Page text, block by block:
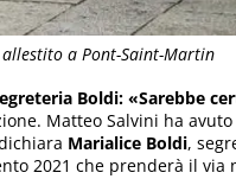
allestito a Pont-Saint-Martin
Boldi: «Sarebbe
Matteo Salvini ha
Marialice Boldi,
2021 che prenderà il via